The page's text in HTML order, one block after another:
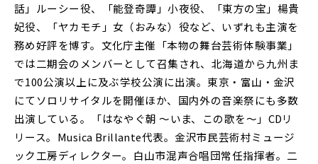
話」ルーシー役、「能登奇譚」小夜役、「東方の宝」楊貴
妃役、「ヤカモチ」女（おみな）役など、いずれも主演を
務め好評を博す。文化庁主催「本物の舞台芸術体験事業」
では二期会のメンバーとして召集され、北海道から九州ま
で100公演以上に及ぶ学校公演に出演。東京・富山・金沢
にてソロリサイタルを開催ほか、国内外の音楽祭にも多数
出演している。「はなやぐ朝 ～いま、この歌を～」CDリ
リース。Musica Brillante代表。金沢市民芸術村ミュージ
ック工房ディレクター。白山市混声合唱団常任指揮者。二